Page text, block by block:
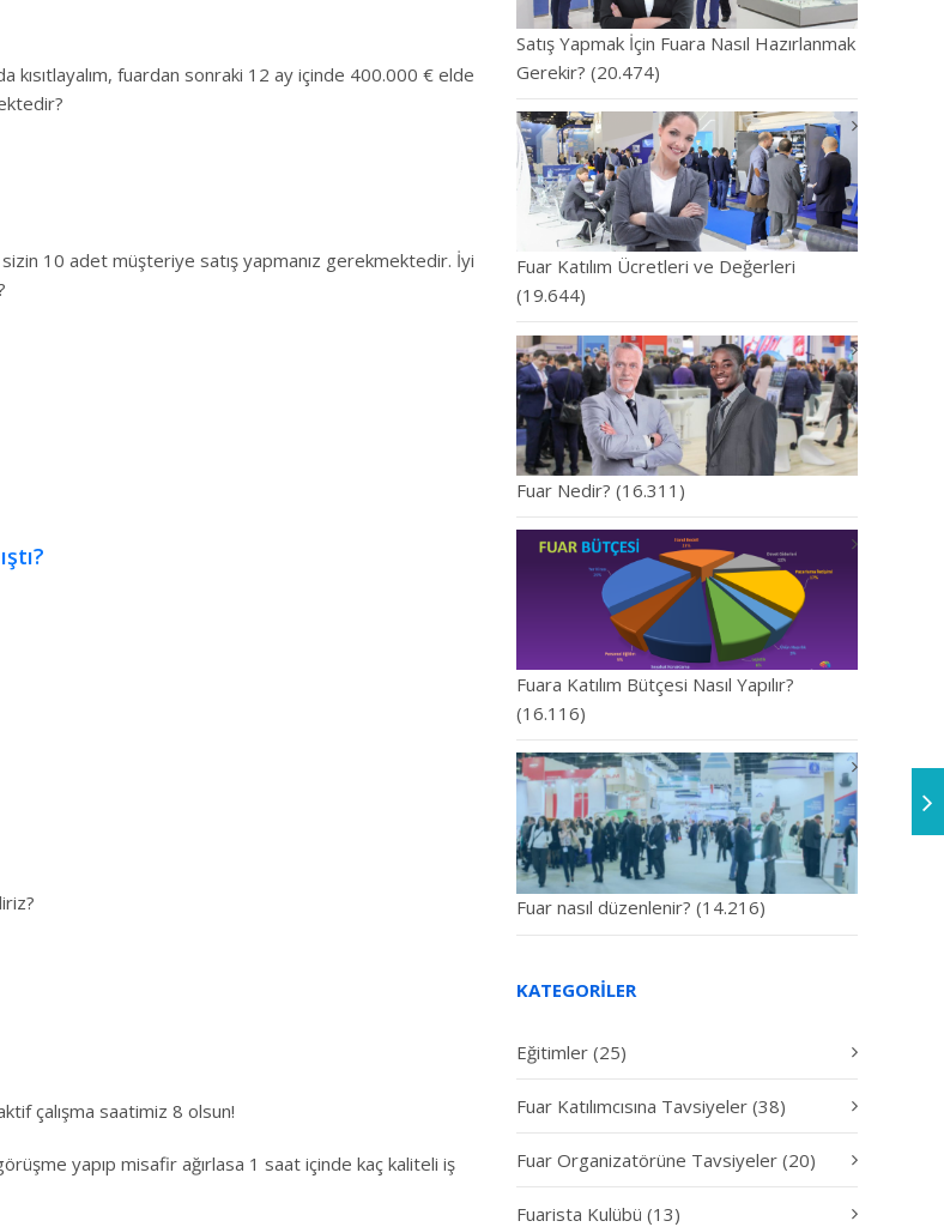
fuardan sonraki 12 ay içinde 400.000 € elde
10 adet müşteriye satış yapmanız gerekmektedir. İyi
çalışma saatimiz 8 olsun!
yapıp misafir ağırlasa 1 saat içinde kaç kaliteli iş
Satış Yapmak İçin Fuara Nasıl Hazırlanmak
Gerekir? (20.474)
Fuar Katılım Ücretleri ve Değerleri
(19.644)
Fuar Nedir? (16.311)
Fuara Katılım Bütçesi Nasıl Yapılır?
(16.116)
Fuar nasıl düzenlenir? (14.216)
KATEGORILER
Eğitimler (25)
Fuar Katılımcısına Tavsiyeler (38)
Fuar Organizatörüne Tavsiyeler (20)
Fuarista Kulübü (13)